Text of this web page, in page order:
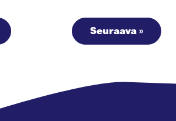
Seuraava »